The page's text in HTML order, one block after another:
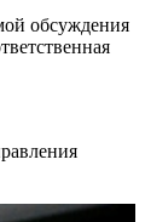
обсуждения